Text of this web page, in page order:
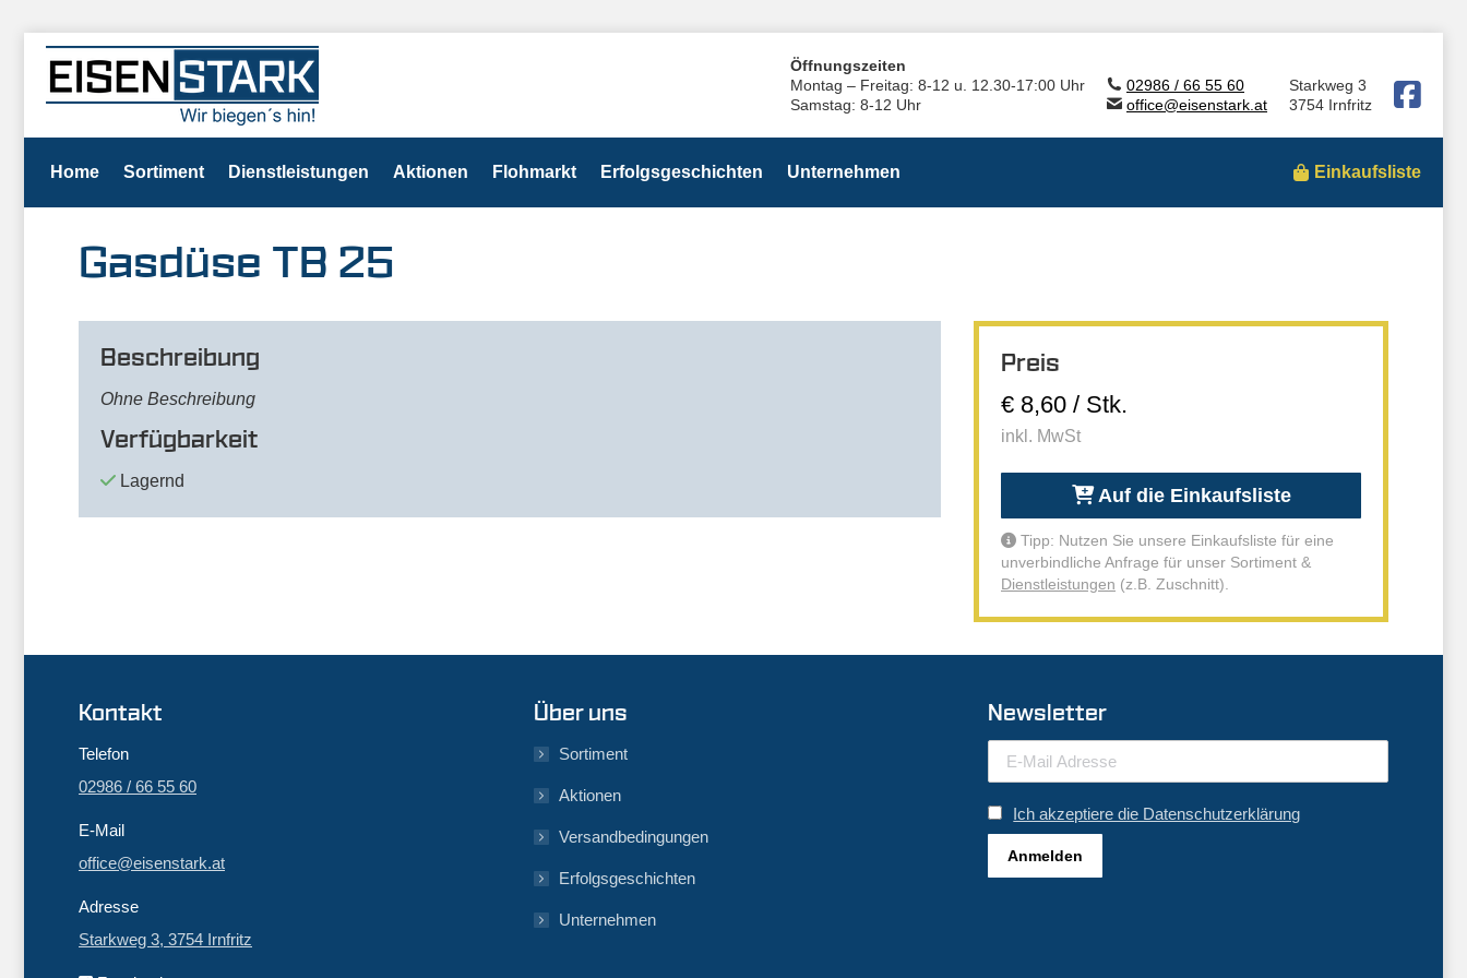
Öffnungszeiten
Montag – Freitag: 8-12 u. 12.30-17:00 Uhr
Samstag: 8-12 Uhr
02986 / 66 55 60
office@eisenstark.at
Starkweg 3
3754 Irnfritz
Home Sortiment Dienstleistungen Aktionen Flohmarkt Erfolgsgeschichten Unternehmen Einkaufsliste
Gasdüse TB 25
Beschreibung
Ohne Beschreibung
Verfügbarkeit
Lagernd
Preis
€ 8,60 / Stk.
inkl. MwSt
Auf die Einkaufsliste
Tipp: Nutzen Sie unsere Einkaufsliste für eine
unverbindliche Anfrage für unser Sortiment &
Dienstleistungen (z.B. Zuschnitt).
Kontakt
Telefon
02986 / 66 55 60
E-Mail
office@eisenstark.at
Adresse
Starkweg 3, 3754 Irnfritz
Über uns
Sortiment
Aktionen
Versandbedingungen
Erfolgsgeschichten
Unternehmen
Newsletter
Ich akzeptiere die Datenschutzerklärung